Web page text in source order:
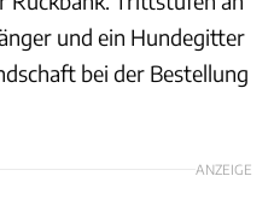
und ein Hundegitter
bei der Bestellung
ANZEIGE